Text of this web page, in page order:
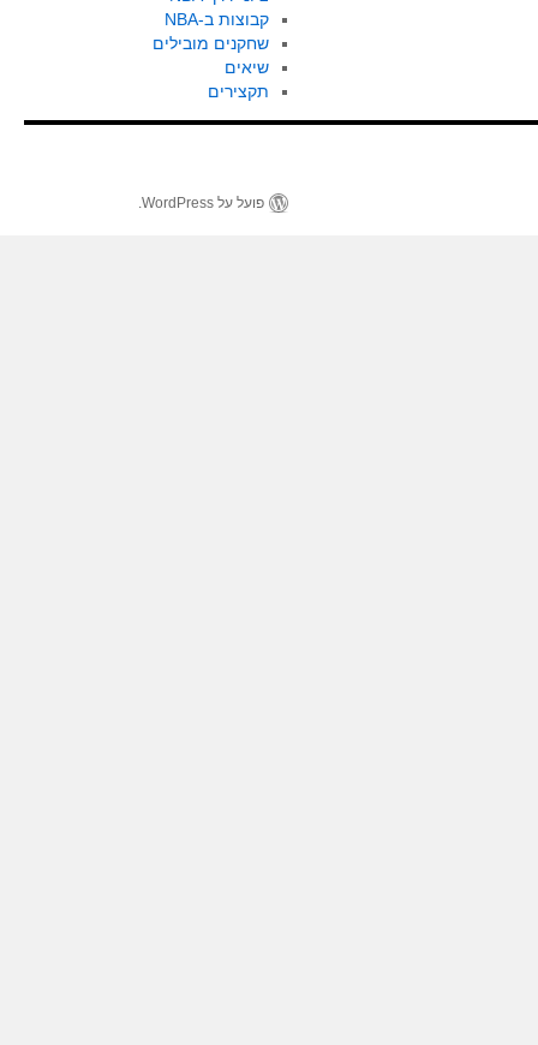
קבוצות ב-NBA
שחקנים מובילים
שיאים
תקצירים
פועל על WordPress.